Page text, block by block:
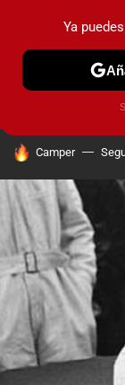
PRUEBAS
HOY SE HABLA
Camper
Ya